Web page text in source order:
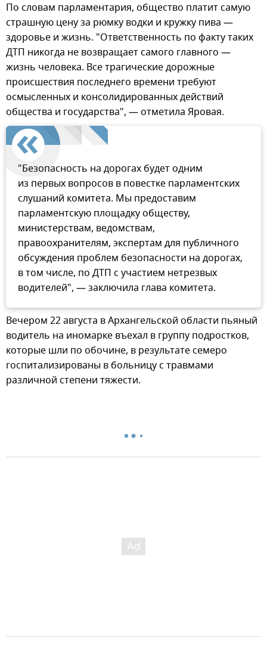
По словам парламентария, общество платит самую
страшную цену за рюмку водки и кружку пива —
здоровье и жизнь. "Ответственность по факту таких
ДТП никогда не возвращает самого главного —
жизнь человека. Все трагические дорожные
происшествия последнего времени требуют
осмысленных и консолидированных действий
общества и государства", — отметила Яровая.
"Безопасность на дорогах будет одним
из первых вопросов в повестке парламентских
слушаний комитета. Мы предоставим
парламентскую площадку обществу,
министерствам, ведомствам,
правоохранителям, экспертам для публичного
обсуждения проблем безопасности на дорогах,
в том числе, по ДТП с участием нетрезвых
водителей", — заключила глава комитета.
Вечером 22 августа в Архангельской области пьяный
водитель на иномарке въехал в группу подростков,
которые шли по обочине, в результате семеро
госпитализированы в больницу с травмами
различной степени тяжести.